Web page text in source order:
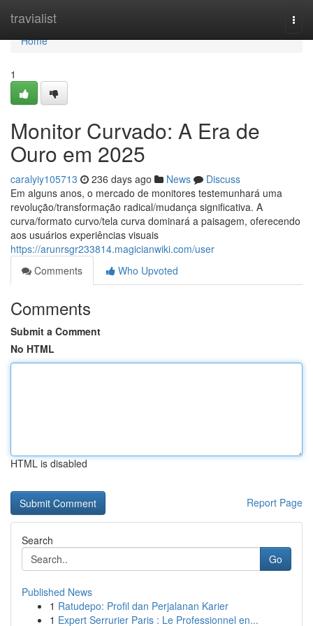
travialist
Home
Home
1
Monitor Curvado: A Era de
Ouro em 2025
caralyiy105713 236 days ago News
Discuss
Em alguns anos, o mercado de monitores testemunhará uma
revolução/transformação radical/mudança significativa. A
curva/formato curvo/tela curva dominará a paisagem, oferecendo
aos usuários experiências visuais
https://arunrsgr233814.magicianwiki.com/user
Comments
Who Upvoted
Comments
Submit a Comment
No HTML
HTML is disabled
Report Page
Search
Go
Published News
1 Ratudepo: Profil dan Perjalanan Karier
1 Expert Serrurier Paris : Le Professionnel en...